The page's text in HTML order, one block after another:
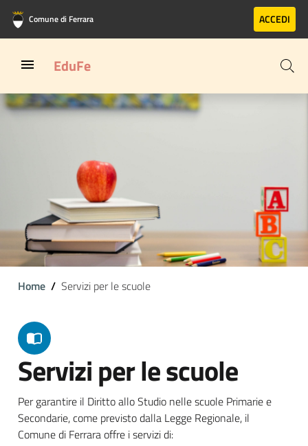
Vai al contenuto principale
Vai al footer
Comune di Ferrara ACCEDI
EduFe
Home Servizi per le scuole
Servizi per le scuole
Per garantire il Diritto allo Studio nelle scuole Primarie e
Secondarie, come previsto dalla Legge Regionale, il
Comune di Ferrara offre i servizi di: